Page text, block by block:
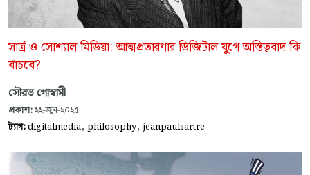
সার্ত্র ও সোশ্যাল মিডিয়া: আত্মপ্রতারণার ডিজিটাল যুগে অস্তিত্ববাদ কি
বাঁচবে?
সৌরভ গোস্বামী
প্রকাশ: ২২-জুন-২০২৫
ট্যাগ:digitalmedia, philosophy, jeanpaulsartre